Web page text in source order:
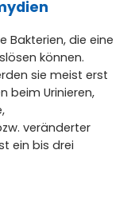
Bakterien, die eine
können.
sie meist erst
beim Urinieren,
veränderter
ein bis drei